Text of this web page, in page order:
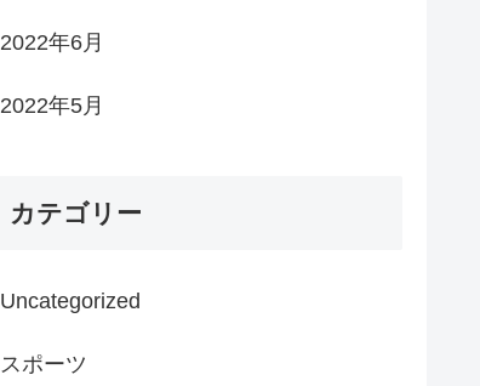
2022年6月
2022年5月
カテゴリー
Uncategorized
スポーツ